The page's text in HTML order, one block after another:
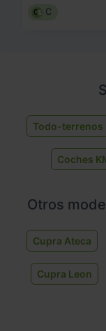
C
Todo-terrenos
Coches
Otros
Cupra Ateca
Cupra Leon